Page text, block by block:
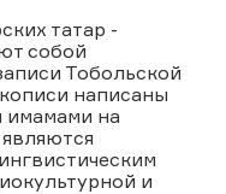
татар -
собой
Тобольской
написаны
имамами на
и